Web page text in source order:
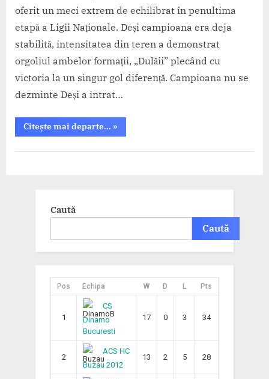
oferit un meci extrem de echilibrat în penultima
etapă a Ligii Naționale. Deși campioana era deja
stabilită, intensitatea din teren a demonstrat
orgoliul ambelor formații, „Dulăii” plecând cu
victoria la un singur gol diferență. Campioana nu se
dezminte Deși a intrat…
Citește mai departe… “Dinamo
se
la
etapei
»
Timișoara
Caută
Caută
Pos Echipa W D L Pts
1
CS
Dinamo
Bucuresti
17 0 3 34
2
ACS HC
Buzau 2012
13 2 5 28